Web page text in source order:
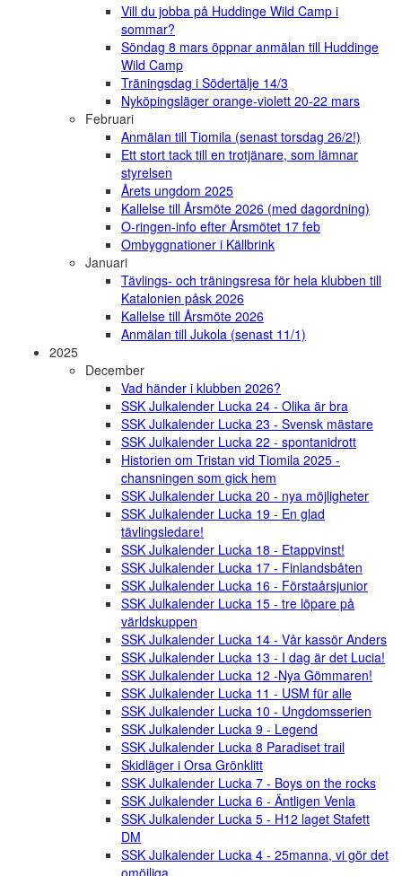
Vill du jobba på Huddinge Wild Camp i
sommar?
Söndag 8 mars öppnar anmälan till Huddinge
Wild Camp
Träningsdag i Södertälje 14/3
Nyköpingsläger orange-violett 20-22 mars
Februari
Anmälan till Tiomila (senast torsdag 26/2!)
Ett stort tack till en trotjänare, som lämnar
styrelsen
Årets ungdom 2025
Kallelse till Årsmöte 2026 (med dagordning)
O-ringen-info efter Årsmötet 17 feb
Ombyggnationer i Källbrink
Januari
Tävlings- och träningsresa för hela klubben till
Katalonien påsk 2026
Kallelse till Årsmöte 2026
Anmälan till Jukola (senast 11/1)
2025
December
Vad händer i klubben 2026?
SSK Julkalender Lucka 24 - Olika är bra
SSK Julkalender Lucka 23 - Svensk mästare
SSK Julkalender Lucka 22 - spontanidrott
Historien om Tristan vid Tiomila 2025 -
chansningen som gick hem
SSK Julkalender Lucka 20 - nya möjligheter
SSK Julkalender Lucka 19 - En glad
tävlingsledare!
SSK Julkalender Lucka 18 - Etappvinst!
SSK Julkalender Lucka 17 - Finlandsbåten
SSK Julkalender Lucka 16 - Förstaårsjunior
SSK Julkalender Lucka 15 - tre löpare på
världskuppen
SSK Julkalender Lucka 14 - Vår kassör Anders
SSK Julkalender Lucka 13 - I dag är det Lucia!
SSK Julkalender Lucka 12 -Nya Gömmaren!
SSK Julkalender Lucka 11 - USM für alle
SSK Julkalender Lucka 10 - Ungdomsserien
SSK Julkalender Lucka 9 - Legend
SSK Julkalender Lucka 8 Paradiset trail
Skidläger i Orsa Grönklitt
SSK Julkalender Lucka 7 - Boys on the rocks
SSK Julkalender Lucka 6 - Äntligen Venla
SSK Julkalender Lucka 5 - H12 laget Stafett
DM
SSK Julkalender Lucka 4 - 25manna, vi gör det